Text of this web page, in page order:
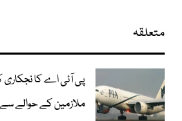
متعلقہ
پی آئی اے کا
ملازمین کے حوالے